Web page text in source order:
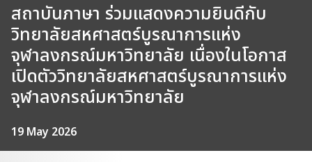
สถาบันภาษา ร่วมแสดงความยินดีกับ
วิทยาลัยสหศาสตร์บูรณาการแห่ง
จุฬาลงกรณ์มหาวิทยาลัย เนื่องในโอกาส
เปิดตัววิทยาลัยสหศาสตร์บูรณาการแห่ง
จุฬาลงกรณ์มหาวิทยาลัย
19 May 2026